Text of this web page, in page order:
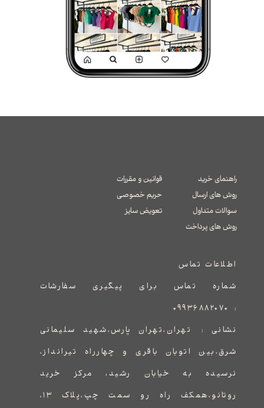
راهنمای خرید
روش های ارسال
سوالات متداول
​​​​​​​روش های پرداخت
قوانین و مقررات
حریم خصوصی
تعویض سایز
اطلاعات تماس
شماره تماس برای پیگیری سفارشات
: ۰۹۹۳۶۸۸۲۰۷۰
نشانی : ​​​​​​​​​​​​​​تهران،تهران پارس،شهید سلیمانی
شرق،بین اتوبان باقری و چهارراه تیرانداز،
نرسیده به خیابان رشید، مرکز خرید
روتانو،همکف راه رو سمت چپ،پلاک ۱۳،